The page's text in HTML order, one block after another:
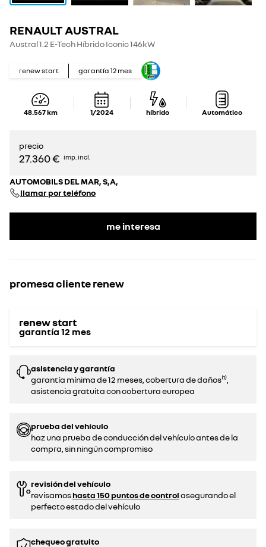
RENAULT AUSTRAL
Austral 1.2 E-Tech Híbrido Iconic 146kW
renew start garantía 12 mes
48.567km 1/2024 híbrido Automático
precio
27.360 € imp. incl.
AUTOMOBILS DEL MAR, S,A,
llamar por teléfono
me interesa
promesa cliente renew
renew start
garantía 12 mes
asistencia y garantía
garantía mínima de 12 meses, cobertura de daños⁽¹⁾,
asistencia gratuita con cobertura europea
prueba del vehículo
haz una prueba de conducción del vehículo antes de la
compra, sin ningún compromiso‌
revisión del vehículo
revisamoshasta 150 puntos de controlasegurando el
perfecto estado del vehículo
chequeo gratuito